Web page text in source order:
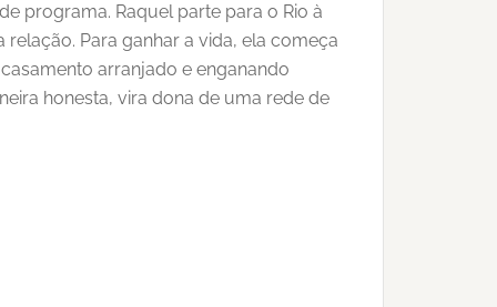
programa. Raquel parte para o Rio à
Para ganhar a vida, ela começa
arranjado e enganando
honesta, vira dona de uma rede de